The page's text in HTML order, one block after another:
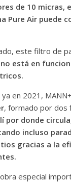
de 10
Pure Air puede
este filtro de
está en
en 2021,
, formado por dos
por donde
incluso
gracias a la
especial